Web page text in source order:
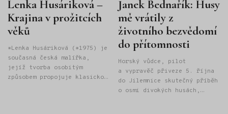
Lenka Husáriková –
Krajina v prožitcích
věků
*Lenka Husáriková (*1975) je
současná česká malířka,
jejíž tvorba osobitým
způsobem propojuje klasickou
Janek Bednařík: Husy
mě vrátily z
životního bezvědomí
do přítomnosti
Horský vůdce, pilot
a vypravěč přiveze 5. října
do Jilemnice skutečný příběh
o osmi divokých husách,